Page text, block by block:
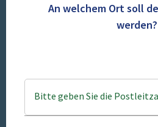
An welchem Ort soll
werden?
Bitte geben Sie die